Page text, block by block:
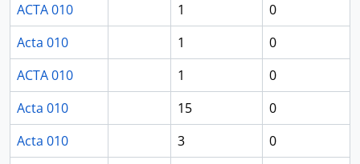
ACTA 010
1
0
Acta 010
1
0
ACTA 010
1
0
Acta 010
15
0
Acta 010
3
0